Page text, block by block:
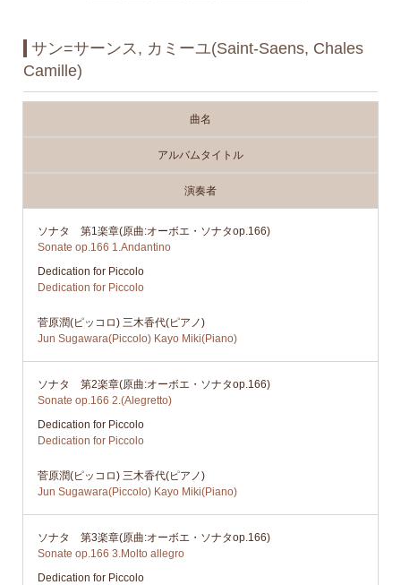
サン=サーンス, カミーユ(Saint-Saens, Chales
Camille)
曲名
アルバムタイトル
演奏者
ソナタ 第1楽章(原曲:オーボエ・ソナタop.166)
Sonate op.166 1.Andantino
Dedication for Piccolo
Dedication for Piccolo
菅原潤(ピッコロ) 三木香代(ピアノ)
Jun Sugawara(Piccolo) Kayo Miki(Piano)
ソナタ 第2楽章(原曲:オーボエ・ソナタop.166)
Sonate op.166 2.(Alegretto)
Dedication for Piccolo
Dedication for Piccolo
菅原潤(ピッコロ) 三木香代(ピアノ)
Jun Sugawara(Piccolo) Kayo Miki(Piano)
ソナタ 第3楽章(原曲:オーボエ・ソナタop.166)
Sonate op.166 3.Molto allegro
Dedication for Piccolo